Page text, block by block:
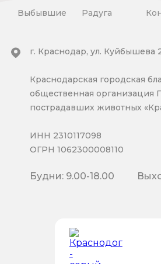
Выбывшие Радуга
г. Краснодар, ул. Куйбышева
Краснодарская городская
общественная организация
пострадавших животных
ИНН 2310117098
ОГРН 1062300008110
Будни: 9.00-18.00